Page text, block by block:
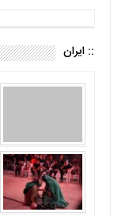
:: ایران